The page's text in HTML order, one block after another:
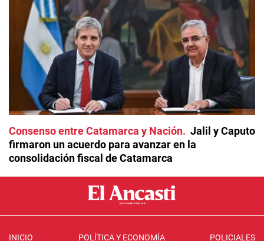
Consenso entre Catamarca y Nación
Jalil y Caputo
firmaron un acuerdo para avanzar en la
consolidación fiscal de Catamarca
INICIO POLÍTICA Y ECONOMÍA POLICIALES